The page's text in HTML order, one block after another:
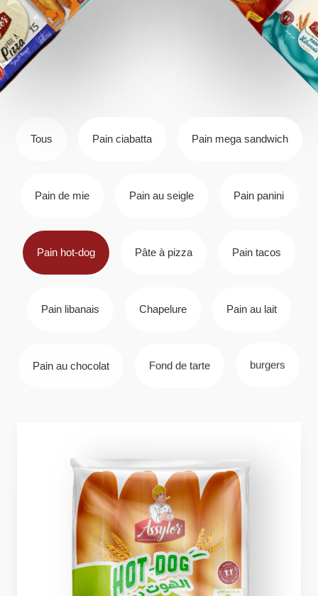
Tous Pain ciabatta Pain mega sandwich
Pain de mie Pain au seigle Pain panini
Pain hot-dog Pâte à pizza Pain tacos
Pain libanais Chapelure Pain au lait
Pain au chocolat Fond de tarte burgers